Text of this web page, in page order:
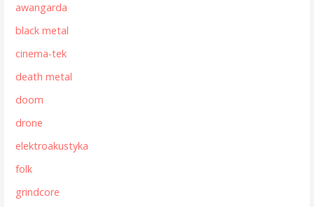
awangarda
black metal
cinema-tek
death metal
doom
drone
elektroakustyka
folk
grindcore